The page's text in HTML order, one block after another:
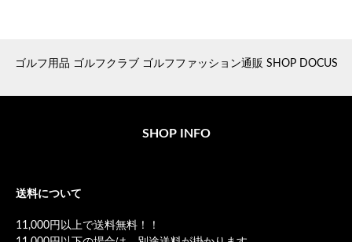
ゴルフ用品 ゴルフクラブ ゴルフファッション通販 SHOP DOCUS
SHOP INFO
送料について
11,000円以上で送料無料！！